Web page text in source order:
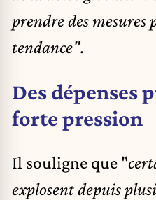
prendre des mesures
tendance".
Des dépenses
forte pression
Il souligne que "
explosent depuis